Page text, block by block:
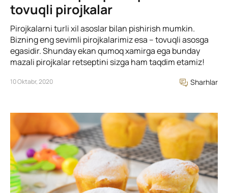
tovuqli pirojkalar
Pirojkalarni turli xil asoslar bilan pishirish mumkin.
Bizning eng sevimli pirojkalarimiz esa – tovuqli asosga
egasidir. Shunday ekan qumoq xamirga ega bunday
mazali pirojkalar retseptini sizga ham taqdim etamiz!
10 Oktabr, 2020 Sharhlar